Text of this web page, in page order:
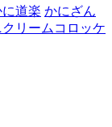
道楽 かにざん
クリームコロッケ